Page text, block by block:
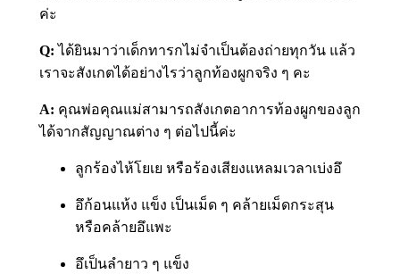
ค่ะ
Q: ได้ยินมาว่าเด็กทารกไม่จำเป็นต้องถ่ายทุกวัน แล้ว
เราจะสังเกตได้อย่างไรว่าลูกท้องผูกจริง ๆ คะ
A: คุณพ่อคุณแม่สามารถสังเกตอาการท้องผูกของลูก
ได้จากสัญญาณต่าง ๆ ต่อไปนี้ค่ะ
ลูกร้องไห้โยเย หรือร้องเสียงแหลมเวลาเบ่งอึ
อึก้อนแห้ง แข็ง เป็นเม็ด ๆ คล้ายเม็ดกระสุน
หรือคล้ายอึแพะ
อึเป็นลำยาว ๆ แข็ง